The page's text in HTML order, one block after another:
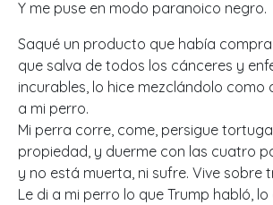
Y me puse en modo paranoico negro.
Saqué un producto que había
que salva de todos los cánceres y
incurables, lo hice mezclándolo como
a mi perro.
Mi perra corre, come, persigue
propiedad, y duerme con las cuatro
y no está muerta, ni sufre. Vive sobre
Le di a mi perro lo que Trump habló,